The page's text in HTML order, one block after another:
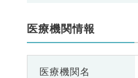
医療機関情報
医療機関名